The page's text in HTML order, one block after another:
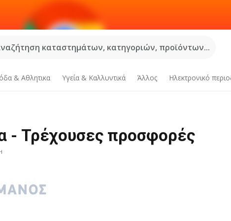
καταστημάτων, κατηγοριών, προϊόντων...
& Aθλητικα Υγεία & Καλλυντικά Άλλος Ηλεκτρονικό
- Τρέχουσες προσφορές